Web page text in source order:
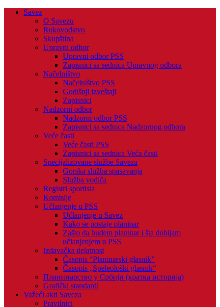
Savez
O Savezu
Rukovodstvo
Skupština
Upravni odbor
Upravni odbor PSS
Zapisnici sa sednica Upravnog odbora
Načelništvo
Načelništvo PSS
Godišnji izveštaji
Zapisnici
Nadzorni odbor
Nadzorni odbor PSS
Zapisnici sa sednica Nadzornog odbora
Veće časti
Veće časti PSS
Zapisnici sa sednica Veća časti
Specijalizovane službe Saveza
Gorska služba spasavanja
Služba vodiča
Registri sportista
Komisije
Učlanjenje u PSS
Učlanjenje u Savez
Kako se postaje planinar
Zašto da budem planinar i šta dobijam
učlanjenjem u PSS
Izdavačka delatnost
Časopis “Planinarski glasnik”
Časopis „Speleološki glasnik“
Планинарство у Србији (кратка историја)
Grafički standardi
Važeći akti Saveza
Pravilnici